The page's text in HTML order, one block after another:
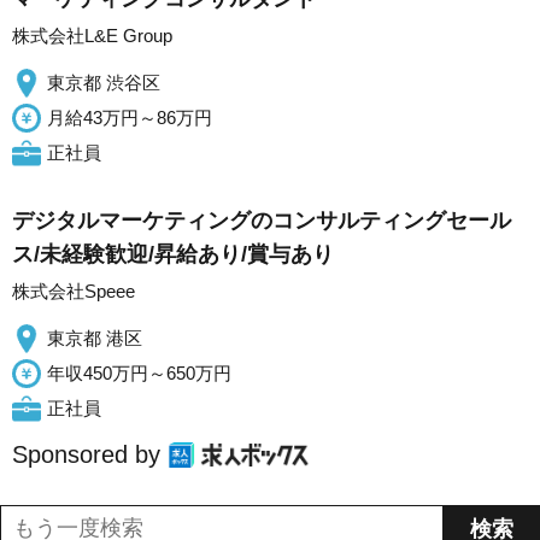
株式会社L&E Group
東京都 渋谷区
月給43万円～86万円
正社員
デジタルマーケティングのコンサルティングセール
ス/未経験歓迎/昇給あり/賞与あり
株式会社Speee
東京都 港区
年収450万円～650万円
正社員
Sponsored by